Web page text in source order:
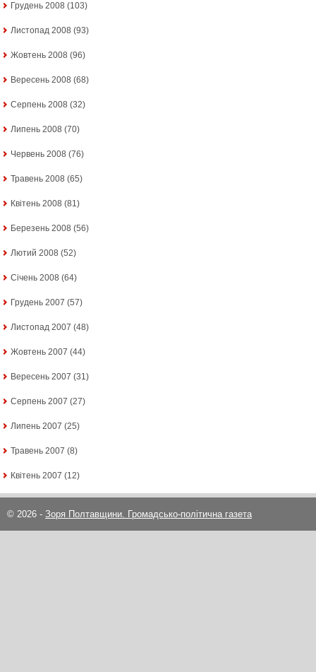
Грудень 2008 (103)
Листопад 2008 (93)
Жовтень 2008 (96)
Вересень 2008 (68)
Серпень 2008 (32)
Липень 2008 (70)
Червень 2008 (76)
Травень 2008 (65)
Квітень 2008 (81)
Березень 2008 (56)
Лютий 2008 (52)
Січень 2008 (64)
Грудень 2007 (57)
Листопад 2007 (48)
Жовтень 2007 (44)
Вересень 2007 (31)
Серпень 2007 (27)
Липень 2007 (25)
Травень 2007 (8)
Квітень 2007 (12)
© 2026 - Зоря Полтавщини. Громадсько-політична газета